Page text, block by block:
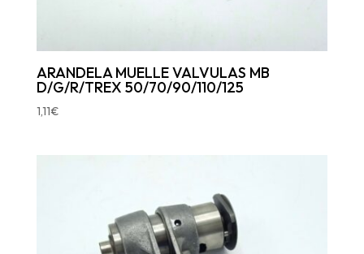
ARANDELA MUELLE VALVULAS MB
D/G/R/TREX 50/70/90/110/125
1,11€